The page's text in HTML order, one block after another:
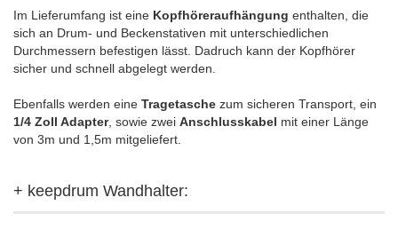
Im Lieferumfang ist eine Kopfhöreraufhängung enthalten, die
sich an Drum- und Beckenstativen mit unterschiedlichen
Durchmessern befestigen lässt. Dadruch kann der Kopfhörer
sicher und schnell abgelegt werden.
Ebenfalls werden eine Tragetasche zum sicheren Transport, ein
1/4 Zoll Adapter, sowie zwei Anschlusskabel mit einer Länge
von 3m und 1,5m mitgeliefert.
+ keepdrum Wandhalter: